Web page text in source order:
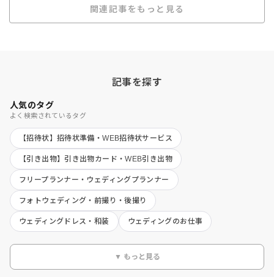
関連記事をもっと見る
記事を探す
人気のタグ
よく検索されているタグ
【招待状】招待状準備・WEB招待状サービス
【引き出物】引き出物カード・WEB引き出物
フリープランナー・ウェディングプランナー
フォトウェディング・前撮り・後撮り
ウェディングドレス・和装 ウェディングのお仕事
▼ もっと見る